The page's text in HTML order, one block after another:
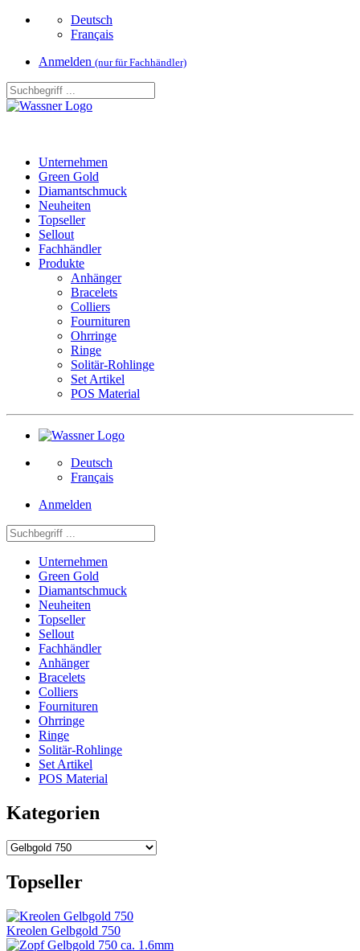
Deutsch
Français
Anmelden (nur für Fachhändler)
Unternehmen
Green Gold
Diamantschmuck
Neuheiten
Topseller
Sellout
Fachhändler
Produkte
Anhänger
Bracelets
Colliers
Fournituren
Ohrringe
Ringe
Solitär-Rohlinge
Set Artikel
POS Material
Deutsch
Français
Anmelden
Unternehmen
Green Gold
Diamantschmuck
Neuheiten
Topseller
Sellout
Fachhändler
Anhänger
Bracelets
Colliers
Fournituren
Ohrringe
Ringe
Solitär-Rohlinge
Set Artikel
POS Material
Kategorien
Topseller
Kreolen Gelbgold 750